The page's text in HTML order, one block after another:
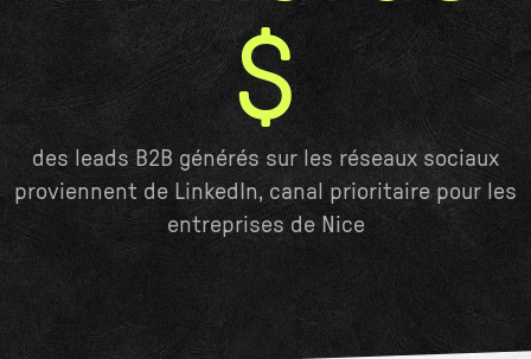
$
des leads B2B générés sur les réseaux sociaux
proviennent de LinkedIn, canal prioritaire pour les
entreprises de Nice